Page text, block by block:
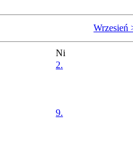
Wrzesień
Ni
2.
9.